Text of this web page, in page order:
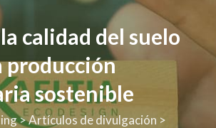
calidad del suelo
producción
sostenible
>Artículos de divulgación >